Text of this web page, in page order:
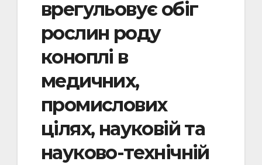
врегульовує обіг
рослин роду
коноплі в
медичних,
промислових
цілях, науковій та
науково-технічній